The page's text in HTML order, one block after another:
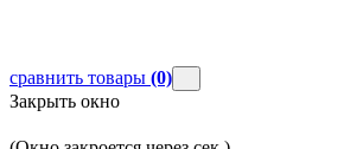
сравнить товары (0)
Закрыть окно